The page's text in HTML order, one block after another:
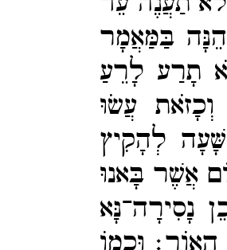
בַּמַּאֲמָר
תָרַע לָרֵעַ
וְכָזֹאת עֲשֹוּ
לְהָקִיץ
אֲשֶׁר בָּאנוּ
נָסִירָה־​נָּא
וּכְמוֹ